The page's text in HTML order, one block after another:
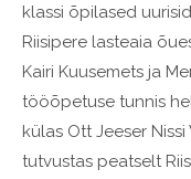
klassi õpilased
Riisipere lasteaia
Kairi Kuusemets ja
tööõpetuse tunnis
külas Ott Jeeser
tutvustas peatselt